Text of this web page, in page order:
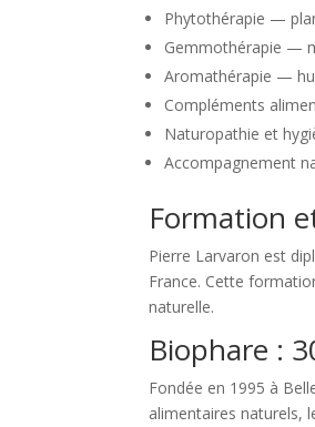
Phytothérapie —
Gemmothérapie —
Aromathérapie —
Compléments
Naturopathie et
Accompagnement
Formation
Pierre Larvaron est
France. Cette
naturelle.
Biophare :
Fondée en 1995 à
alimentaires naturels,